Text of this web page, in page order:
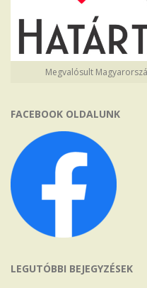
Megvalósult
FACEBOOK OLDALUNK
LEGUTÓBBI BEJEGYZÉSEK